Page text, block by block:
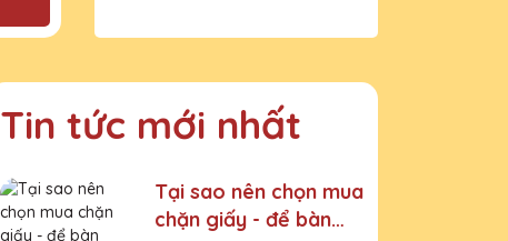
Tin tức mới nhất
Tại sao nên chọn mua
chặn giấy - để bàn